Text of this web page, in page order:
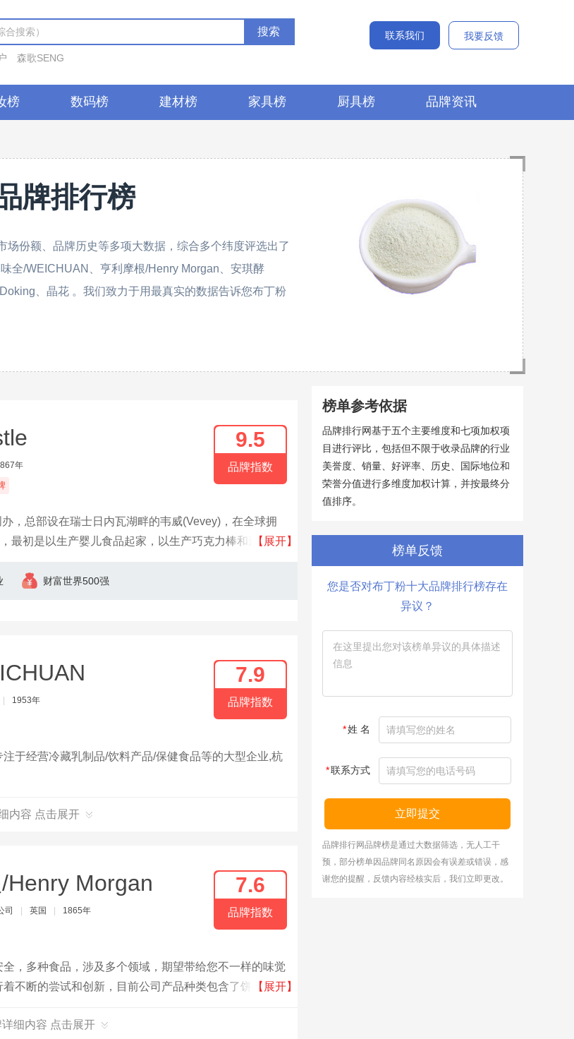
联系我们
我要反馈
森歌SENG
榜 数码榜 建材榜 家具榜 厨具榜 品牌资讯
牌排行榜
份额、品牌历史等多项大数据，综合多个纬度评选出了
全/WEICHUAN、亨利摩根/Henry Morgan、安琪酵
、晶花 。我们致力于用最真实的数据告诉您布丁粉
年
9.5
品牌指数
，总部设在瑞士日内瓦湖畔的韦威(Vevey)，在全球拥
最初是以生产婴儿食品起家，以生产巧克力棒和速溶咖
【展开】
财富世界500强
1953年
7.9
品牌指数
于经营冷藏乳制品/饮料产品/保健食品等的大型企业,杭
内容 点击展开
Henry Morgan
司 英国 1865年
7.6
品牌指数
，多种食品，涉及多个领域，期望带给您不一样的味觉
不断的尝试和创新，目前公司产品种类包含了饼干、膨
【展开】
细内容 点击展开
榜单参考依据
品牌排行网基于五个主要维度和七项加权项
目进行评比，包括但不限于收录品牌的行业
美誉度、销量、好评率、历史、国际地位和
荣誉分值进行多维度加权计算，并按最终分
值排序。
榜单反馈
您是否对布丁粉十大品牌排行榜存在
异议？
*姓 名
*联系方式
立即提交
品牌排行网品牌榜是通过大数据筛选，无人工干
预，部分榜单因品牌同名原因会有误差或错误，感
谢您的提醒，反馈内容经核实后，我们立即更改。